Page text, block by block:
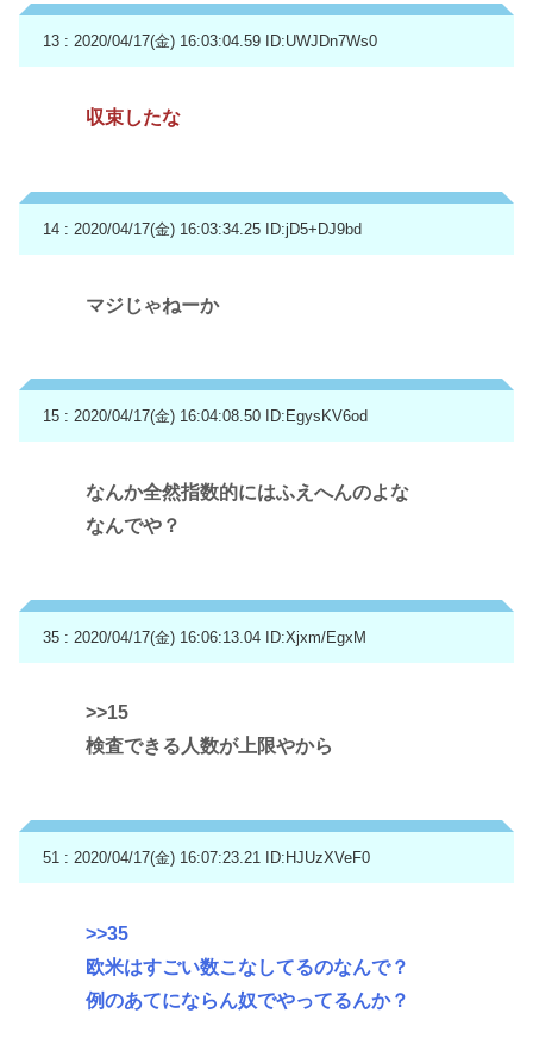
13 : 2020/04/17(金) 16:03:04.59 ID:UWJDn7Ws0
収束したな
14 : 2020/04/17(金) 16:03:34.25 ID:jD5+DJ9bd
マジじゃねーか
15 : 2020/04/17(金) 16:04:08.50 ID:EgysKV6od
なんか全然指数的にはふえへんのよな
なんでや？
35 : 2020/04/17(金) 16:06:13.04 ID:Xjxm/EgxM
>>15
検査できる人数が上限やから
51 : 2020/04/17(金) 16:07:23.21 ID:HJUzXVeF0
>>35
欧米はすごい数こなしてるのなんで？
例のあてにならん奴でやってるんか？